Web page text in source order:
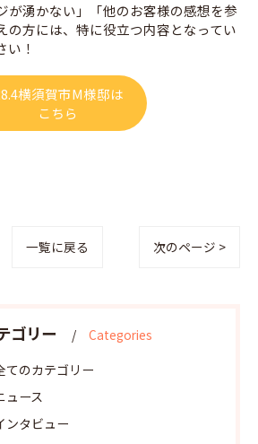
が湧かない」「他のお客様の感想を参
の方には、特に役立つ内容となってい
い！
横須賀市M様邸は
こちら
一覧に戻る 次のページ >
ゴリー
Categories
てのカテゴリー
ュース
ンタビュー